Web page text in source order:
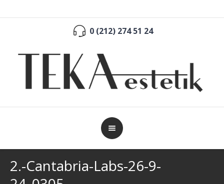
0 (212) 274 51 24
2.-Cantabria-Labs-26-9-